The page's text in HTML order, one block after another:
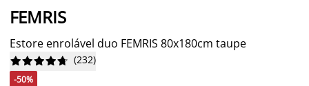
FEMRIS
Estore enrolável duo FEMRIS 80x180cm taupe





 (232)
-50%